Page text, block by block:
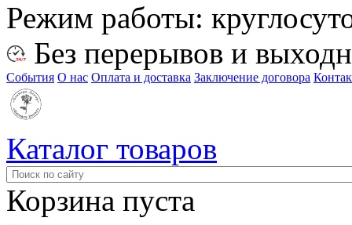
Режим работы:
Без перерывов и
События О нас Оплата и доставка Заключение договора
Каталог товаров
Корзина пуста